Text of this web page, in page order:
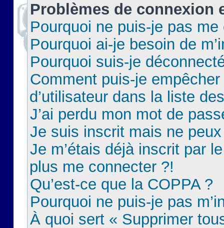
Problèmes de connexion
Pourquoi ne puis-je pas
Pourquoi ai-je besoin de
Pourquoi suis-je
Comment puis-je
d’utilisateur dans la liste
J’ai perdu mon mot de
Je suis inscrit mais ne
Je m’étais déjà inscrit par
plus me connecter ?!
Qu’est-ce que la COPPA ?
Pourquoi ne puis-je pas
À quoi sert « Supprimer